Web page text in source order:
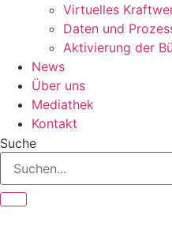
Virtuelles
Daten und
Aktivierung der
News
Über uns
Mediathek
Kontakt
Suche